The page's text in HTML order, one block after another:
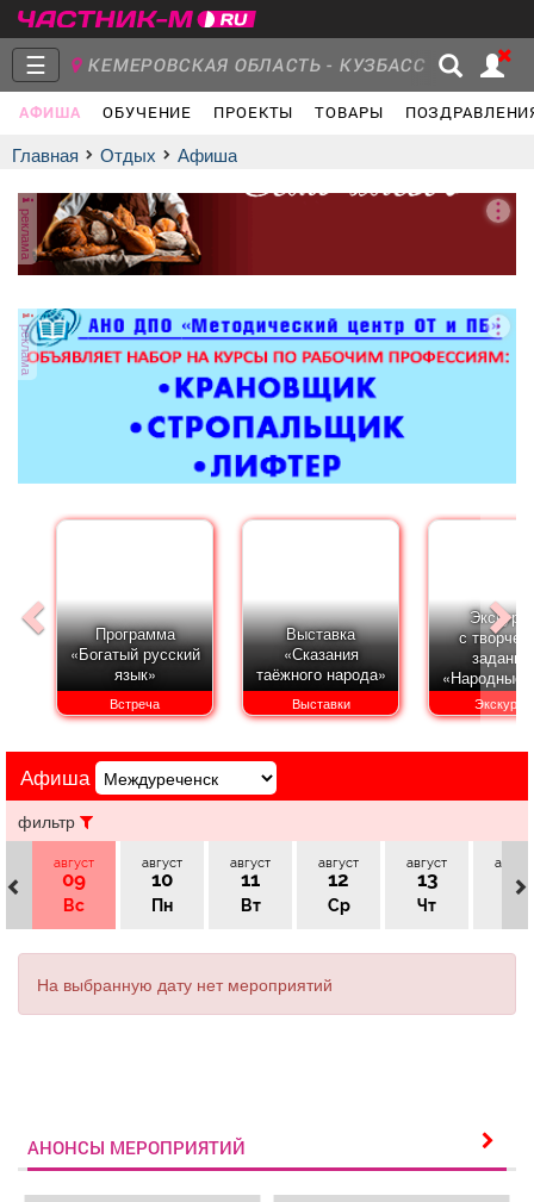
☰ КЕМЕРОВСКАЯ ОБЛАСТЬ - КУЗБАСС
АФИША ОБУЧЕНИЕ ПРОЕКТЫ ТОВАРЫ
Главная
Группы
Объявления Недвижимость Услуги
Транспорт Компании
Поздравления Погода
ТВ программа
Главная Отдых афиша
реклама
реклама
Программа
«Богатый русский
язык»
Встреча
Выставка
«Сказания
таёжного народа»
Выставки
с
«Народные
в
Афиша
фильтр
август
09
Вс
август
10
Пн
август
11
Вт
август
12
Ср
август
13
Чт
август
14
На выбранную дату нет мероприятий
АНОНСЫ МЕРОПРИЯТИЙ